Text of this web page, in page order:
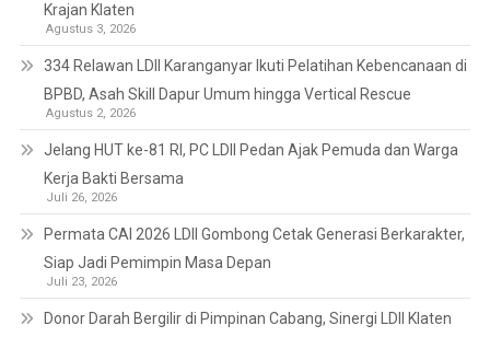
Krajan Klaten
Agustus 3, 2026
334 Relawan LDII Karanganyar Ikuti Pelatihan Kebencanaan di
BPBD, Asah Skill Dapur Umum hingga Vertical Rescue
Agustus 2, 2026
Jelang HUT ke-81 RI, PC LDII Pedan Ajak Pemuda dan Warga
Kerja Bakti Bersama
Juli 26, 2026
Permata CAI 2026 LDII Gombong Cetak Generasi Berkarakter,
Siap Jadi Pemimpin Masa Depan
Juli 23, 2026
Donor Darah Bergilir di Pimpinan Cabang, Sinergi LDII Klaten